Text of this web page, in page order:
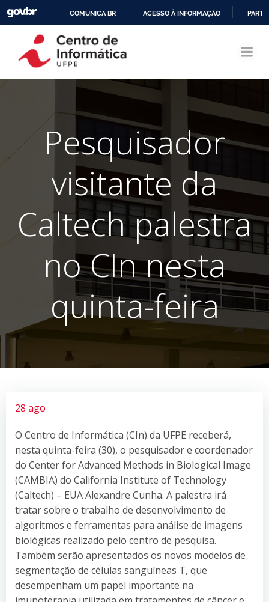
CONTEÚDO
COMUNICA BR ACESSO À INFORMAÇÃO
Pesquisador
visitante da
Caltech palestra
no CIn nesta
quinta-feira
28 ago
O Centro de Informática (CIn) da UFPE receberá,
nesta quinta-feira (30), o pesquisador e coordenador
do Center for Advanced Methods in Biological Image
(CAMBIA) do California Institute of Technology
(Caltech) – EUA Alexandre Cunha. A palestra irá
tratar sobre o trabalho de desenvolvimento de
algoritmos e ferramentas para análise de imagens
biológicas realizado pelo centro de pesquisa.
Também serão apresentados os novos modelos de
segmentação de células sanguíneas T, que
desempenham um papel importante na